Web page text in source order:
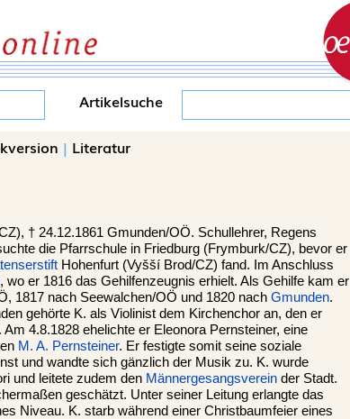
Artikelsuche
| Literatur
† 24.12.1861 Gmunden/OÖ. Schullehrer, Regens
die Pfarrschule in Friedburg (Frymburk/CZ), bevor er
Hohenfurt (Vyšší Brod/CZ) fand. Im Anschluss
, wo er 1816 das Gehilfenzeugnis erhielt. Als Gehilfe kam er
1817 nach Seewalchen/OÖ und 1820 nach Gmunden.
gehörte K. als Violinist dem Kirchenchor an, den er
4.8.1828 ehelichte er Eleonora Pernsteiner, eine
M. A. Pernsteiner. Er festigte somit seine soziale
und wandte sich gänzlich der Musik zu. K. wurde
und leitete zudem den Männergesangsverein der Stadt.
geschätzt. Unter seiner Leitung erlangte das
Niveau. K. starb während einer Christbaumfeier eines